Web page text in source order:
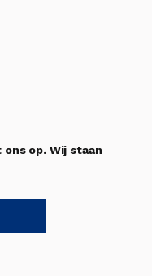
op. Wij staan